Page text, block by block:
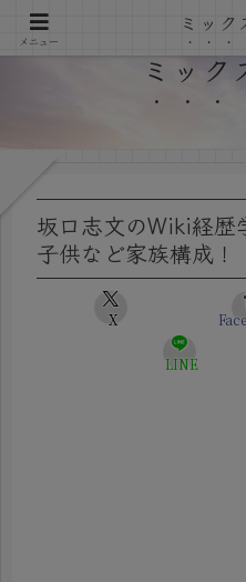
ミッ
坂口志文のWiki経歴
子供など家族構成！
X
LINE
メニュー
ミック